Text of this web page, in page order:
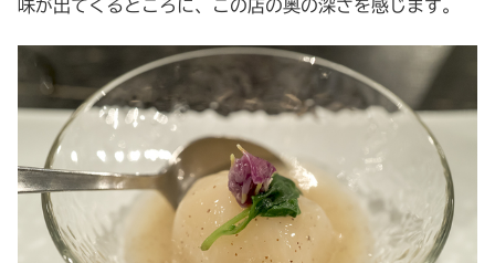
味が出てくるところに、この店の奥の深さを感じます。